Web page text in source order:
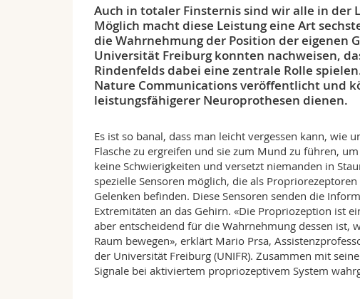
Auch in totaler Finsternis sind wir alle in der
Möglich macht diese Leistung eine Art
die Wahrnehmung der Position der eigenen
Universität Freiburg konnten nachweisen,
Rindenfelds dabei eine zentrale Rolle
Nature Communications veröffentlicht und
leistungsfähigerer Neuroprothesen dienen.
Es ist so banal, dass man leicht vergessen kann, wie
Flasche zu ergreifen und sie zum Mund zu führen,
keine Schwierigkeiten und versetzt niemanden in
spezielle Sensoren möglich, die als
Gelenken befinden. Diese Sensoren senden die
Extremitäten an das Gehirn. «Die Propriozeption ist
aber entscheidend für die Wahrnehmung dessen ist,
Raum bewegen», erklärt Mario Prsa,
der Universität Freiburg (UNIFR). Zusammen mit
Signale bei aktiviertem propriozeptivem System